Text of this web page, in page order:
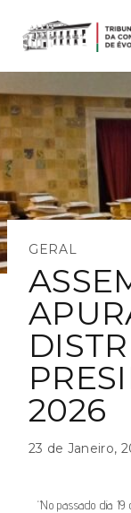
GERAL
2026
23 de Janeiro,
“No passado dia 19